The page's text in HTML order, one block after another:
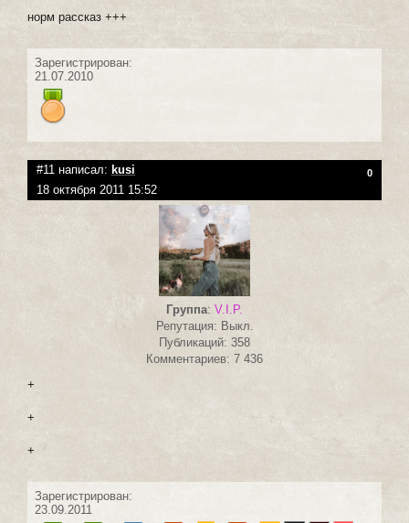
норм рассказ +++
Зарегистрирован:
21.07.2010
#11 написал: kusi 0
18 октября 2011 15:52
Группа: V.I.P.
Репутация: Выкл.
Публикаций: 358
Комментариев: 7 436
+
+
+
Зарегистрирован:
23.09.2011